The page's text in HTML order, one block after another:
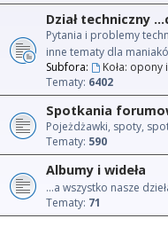
Dział techniczny
Pytania i problemy
inne tematy dla
Subfora:
Koła: opony
Tematy: 6402
Spotkania
Pojeżdżawki, spoty,
Tematy: 590
Albumy i wideła
...a wszystko nasze
Tematy: 71